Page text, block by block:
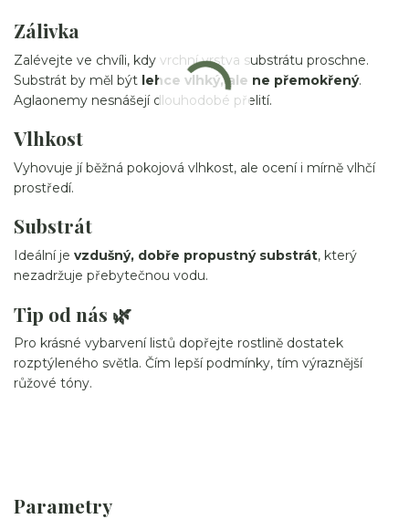
Zálivka
Zalévejte ve chvíli, kdy vrchní vrstva substrátu proschne.
Substrát by měl být lehce vlhký, ale ne přemokřený.
Aglaonemy nesnášejí dlouhodobé přelití.
Vlhkost
Vyhovuje jí běžná pokojová vlhkost, ale ocení i mírně vlhčí
prostředí.
Substrát
Ideální je vzdušný, dobře propustný substrát, který
nezadržuje přebytečnou vodu.
Tip od nás 🌿
Pro krásné vybarvení listů dopřejte rostlině dostatek
rozptýleného světla. Čím lepší podmínky, tím výraznější
růžové tóny.
Parametry